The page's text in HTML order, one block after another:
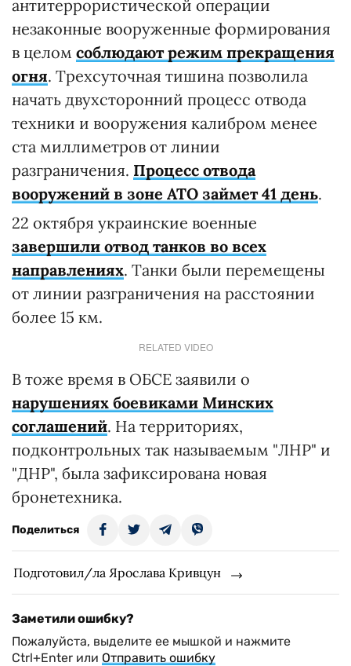
антитеррористической операции
незаконные вооруженные формирования
в целом соблюдают режим прекращения
огня. Трехсуточная тишина позволила
начать двухсторонний процесс отвода
техники и вооружения калибром менее
ста миллиметров от линии
разграничения. Процесс отвода
вооружений в зоне АТО займет 41 день.
22 октября украинские военные
завершили отвод танков во всех
направлениях. Танки были перемещены
от линии разграничения на расстоянии
более 15 км.
RELATED VIDEO
В тоже время в ОБСЕ заявили о
нарушениях боевиками Минских
соглашений. На территориях,
подконтрольных так называемым "ЛНР" и
"ДНР", была зафиксирована новая
бронетехника.
Поделиться
Подготовил/ла Ярослава Кривцун
Заметили ошибку?
Пожалуйста, выделите ее мышкой и нажмите
Ctrl+Enter или Отправить ошибку